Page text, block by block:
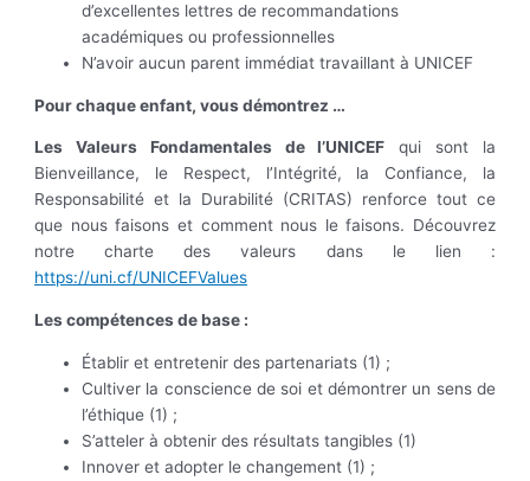
d’excellentes lettres de recommandations
académiques ou professionnelles
N’avoir aucun parent immédiat travaillant à UNICEF
Pour chaque enfant, vous démontrez …
Les Valeurs Fondamentales de l’UNICEF qui sont la
Bienveillance, le Respect, l’Intégrité, la Confiance, la
Responsabilité et la Durabilité (CRITAS) renforce tout ce
que nous faisons et comment nous le faisons. Découvrez
notre charte des valeurs dans le lien :
https://uni.cf/UNICEFValues
Les compétences de base :
Établir et entretenir des partenariats (1) ;
Cultiver la conscience de soi et démontrer un sens de
l’éthique (1) ;
S’atteler à obtenir des résultats tangibles (1)
Innover et adopter le changement (1) ;